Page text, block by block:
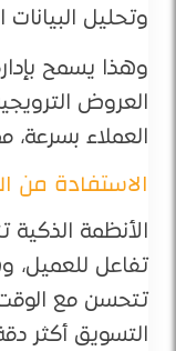
وتحليل
وهذا يسمح
العروض
العملاء بسرعة،
الاستفادة من
الأنظمة
تفاعل للعميل،
تتحسن مع
التسويق أكثر